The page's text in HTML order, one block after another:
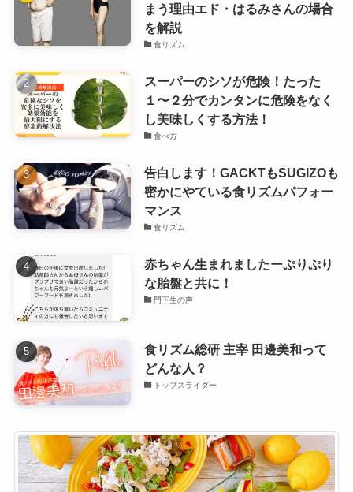
まう理由エド・はるみさんの場合
を解説
食リズム
スーパーのシソが危険！たった
１〜２分でカンタンに危険をなく
し美味しくする方法！
食べ方
告白します！GACKTもSUGIZOも
密かにやている食リズムパフォー
マンス
食リズム
赤ちゃん生まれましたーぷりぷり
な胎盤と共に！
門下生の声
食リズム総研 主宰 田邊美和って
どんな人？
トップスライダー